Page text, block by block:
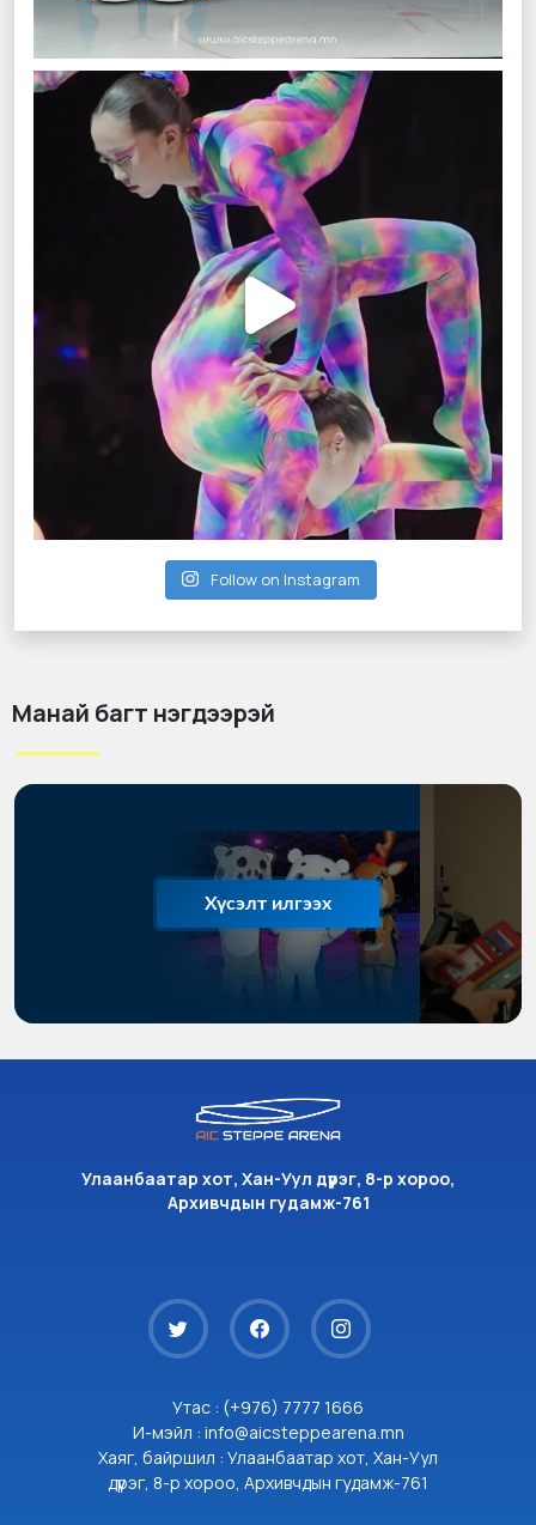
Follow on Instagram
Манай багт нэгдээрэй
Хүсэлт илгээх
Улаанбаатар хот, Хан-Уул дүүрэг, 8-р хороо,
Архивчдын гудамж-761
Утас : (+976) 7777 1666
И-мэйл : info@aicsteppearena.mn
Хаяг, байршил : Улаанбаатар хот, Хан-Уул
дүүрэг, 8-р хороо, Архивчдын гудамж-761